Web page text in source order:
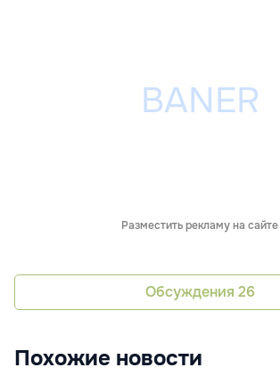
Разместить рекламу на сайте
Обсуждения 26
Похожие новости